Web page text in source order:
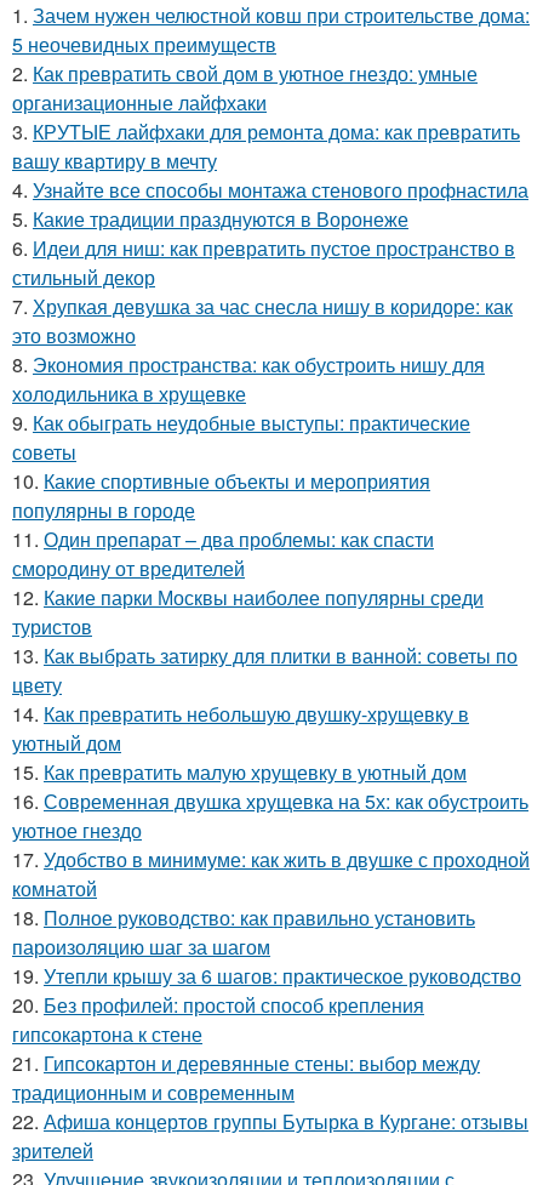
1. Зачем нужен челюстной ковш при строительстве дома:
5 неочевидных преимуществ
2. Как превратить свой дом в уютное гнездо: умные
организационные лайфхаки
3. КРУТЫЕ лайфхаки для ремонта дома: как превратить
вашу квартиру в мечту
4. Узнайте все способы монтажа стенового профнастила
5. Какие традиции празднуются в Воронеже
6. Идеи для ниш: как превратить пустое пространство в
стильный декор
7. Хрупкая девушка за час снесла нишу в коридоре: как
это возможно
8. Экономия пространства: как обустроить нишу для
холодильника в хрущевке
9. Как обыграть неудобные выступы: практические
советы
10. Какие спортивные объекты и мероприятия
популярны в городе
11. Один препарат – два проблемы: как спасти
смородину от вредителей
12. Какие парки Москвы наиболее популярны среди
туристов
13. Как выбрать затирку для плитки в ванной: советы по
цвету
14. Как превратить небольшую двушку-хрущевку в
уютный дом
15. Как превратить малую хрущевку в уютный дом
16. Современная двушка хрущевка на 5х: как обустроить
уютное гнездо
17. Удобство в минимуме: как жить в двушке с проходной
комнатой
18. Полное руководство: как правильно установить
пароизоляцию шаг за шагом
19. Утепли крышу за 6 шагов: практическое руководство
20. Без профилей: простой способ крепления
гипсокартона к стене
21. Гипсокартон и деревянные стены: выбор между
традиционным и современным
22. Афиша концертов группы Бутырка в Кургане: отзывы
зрителей